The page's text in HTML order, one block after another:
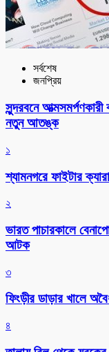
সর্বশেষ
জনপ্রিয়
সুন্দরবনে
নতুন আতঙ্ক
১
শ্যামনগরে ফাইটার
২
ভারত পাচারকালে
আটক
৩
ফিংড়ীর ডাড়ার খালে
৪